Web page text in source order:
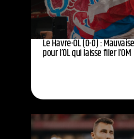
Le Havre-OL (0-0) :
pour l’OL qui laisse filer l’OM